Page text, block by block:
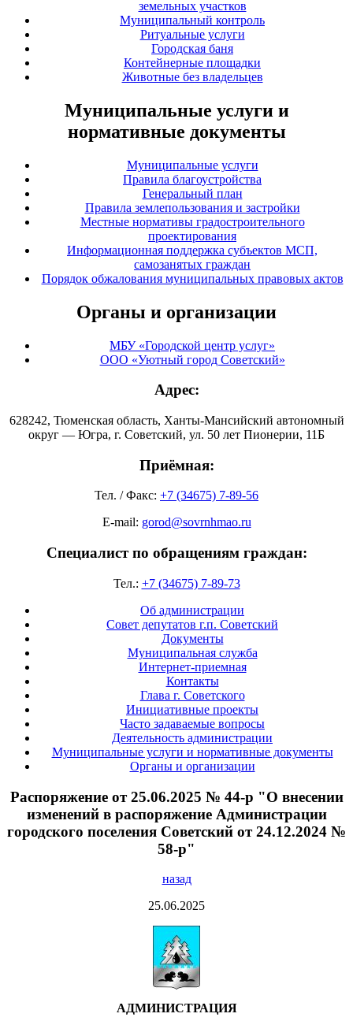
земельных участков
Муниципальный контроль
Ритуальные услуги
Городская баня
Контейнерные площадки
Животные без владельцев
Муниципальные услуги и
нормативные документы
Муниципальные услуги
Правила благоустройства
Генеральный план
Правила землепользования и застройки
Местные нормативы градостроительного
проектирования
Информационная поддержка субъектов МСП,
самозанятых граждан
Порядок обжалования муниципальных правовых актов
Органы и организации
МБУ «Городской центр услуг»
ООО «Уютный город Советский»
Адрес:
628242, Тюменская область, Ханты-Мансийский автономный
округ — Югра, г. Советский, ул. 50 лет Пионерии, 11Б
Приёмная:
Тел. / Факс: +7 (34675) 7-89-56
E-mail: gorod@sovrnhmao.ru
Специалист по обращениям граждан:
Тел.: +7 (34675) 7-89-73
Об администрации
Совет депутатов г.п. Советский
Документы
Муниципальная служба
Интернет-приемная
Контакты
Глава г. Советского
Инициативные проекты
Часто задаваемые вопросы
Деятельность администрации
Муниципальные услуги и нормативные документы
Органы и организации
Распоряжение от 25.06.2025 № 44-р "О внесении
изменений в распоряжение Администрации
городского поселения Советский от 24.12.2024 №
58-р"
назад
25.06.2025
АДМИНИСТРАЦИЯ